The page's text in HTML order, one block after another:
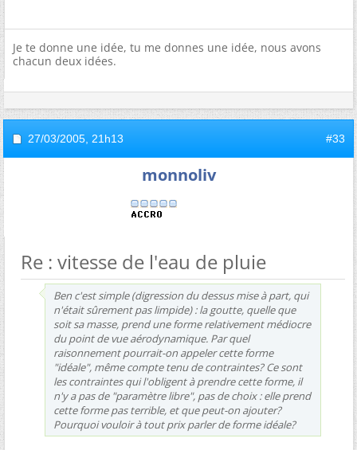
Je te donne une idée, tu me donnes une idée, nous avons
chacun deux idées.
27/03/2005, 21h13 #33
monnoliv
Re : vitesse de l'eau de pluie
Ben c'est simple (digression du dessus mise à part, qui
n'était sûrement pas limpide) : la goutte, quelle que
soit sa masse, prend une forme relativement médiocre
du point de vue aérodynamique. Par quel
raisonnement pourrait-on appeler cette forme
"idéale", même compte tenu de contraintes? Ce sont
les contraintes qui l'obligent à prendre cette forme, il
n'y a pas de "paramètre libre", pas de choix : elle prend
cette forme pas terrible, et que peut-on ajouter?
Pourquoi vouloir à tout prix parler de forme idéale?